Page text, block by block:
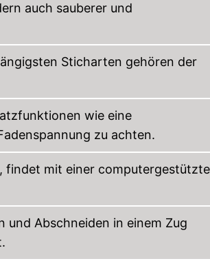
auch sauberer und
Sticharten gehören der
wie eine
zu achten.
findet mit einer
und Abschneiden in einem Zug